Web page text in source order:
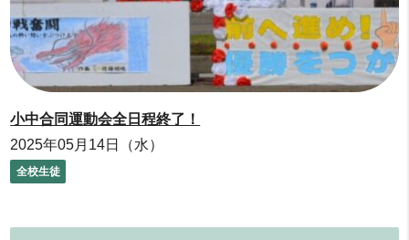
小中合同運動会全日程終了！
2025年05月14日（水）
全校生徒